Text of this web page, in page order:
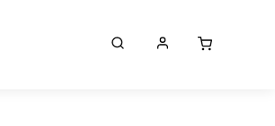
KONTAKT BLOG